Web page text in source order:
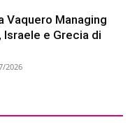
Vaquero Managing
e Grecia di
2026